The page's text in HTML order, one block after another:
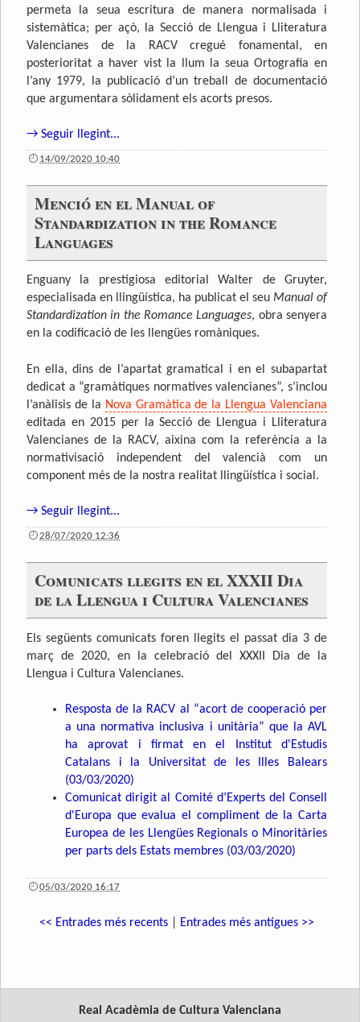
permeta la seua escritura de manera normalisada i
sistemàtica; per açò, la Secció de Llengua i Lliteratura
Valencianes de la RACV cregué fonamental, en
posterioritat a haver vist la llum la seua Ortografia en
l’any 1979, la publicació d’un treball de documentació
que argumentara sòlidament els acorts presos.
→ Seguir llegint...
14/09/2020 10:40
Menció en el Manual of
Standardization in the Romance
Languages
Enguany la prestigiosa editorial Walter de Gruyter,
especialisada en llingüística, ha publicat el seu Manual of
Standardization in the Romance Languages, obra senyera
en la codificació de les llengües romàniques.
En ella, dins de l’apartat gramatical i en el subapartat
dedicat a “gramàtiques normatives valencianes”, s’inclou
l’anàlisis de la Nova Gramàtica de la Llengua Valenciana
editada en 2015 per la Secció de Llengua i Lliteratura
Valencianes de la RACV, aixina com la referència a la
normativisació independent del valencià com un
component més de la nostra realitat llingüística i social.
→ Seguir llegint...
28/07/2020 12:36
Comunicats llegits en el XXXII Dia
de la Llengua i Cultura Valencianes
Els següents comunicats foren llegits el passat dia 3 de
març de 2020, en la celebració del XXXII Dia de la
Llengua i Cultura Valencianes.
Resposta de la RACV al “acort de cooperació per
a una normativa inclusiva i unitària” que la AVL
ha aprovat i firmat en el Institut d'Estudis
Catalans i la Universitat de les Illes Balears
(03/03/2020)
Comunicat dirigit al Comité d’Experts del Consell
d'Europa que evalua el compliment de la Carta
Europea de les Llengües Regionals o Minoritàries
per parts dels Estats membres (03/03/2020)
05/03/2020 16:17
<< Entrades més recents Entrades més antigues >>
Real Acadèmia de Cultura Valenciana